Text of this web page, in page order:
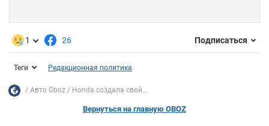
1 26 Подписаться
Теги Редакционная политика
Авто Oboz Honda создала свой...
Вернуться на главную OBOZ